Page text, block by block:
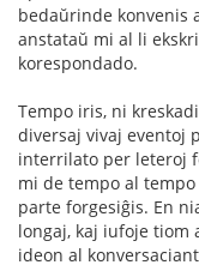
bedaŭrinde konvenis
anstataŭ mi al li
korespondado.
Tempo iris, ni
diversaj vivaj eventoj
interrilato per leteroj
mi de tempo al
parte forgesiĝis. En
longaj, kaj iufoje tiom
ideon al